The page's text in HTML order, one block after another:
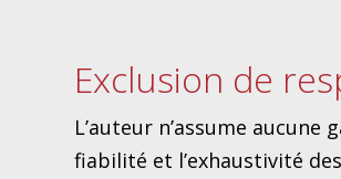
Exclusion de
L’auteur n’assume
fiabilité et l’exhaustivité